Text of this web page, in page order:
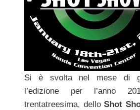
Si è svolta nel mese di
l’edizione per l’anno
trentatreesima, delloShot